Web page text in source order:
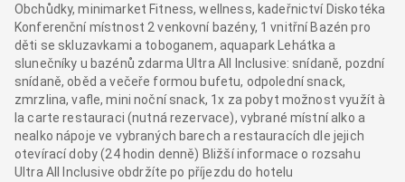
Obchůdky, minimarket Fitness, wellness, kadeřnictví Diskotéka
Konferenční místnost 2 venkovní bazény, 1 vnitřní Bazén pro
děti se skluzavkami a toboganem, aquapark Lehátka a
slunečníky u bazénů zdarma Ultra All Inclusive: snídaně, pozdní
snídaně, oběd a večeře formou bufetu, odpolední snack,
zmrzlina, vaﬂe, mini noční snack, 1x za pobyt možnost využít à
la carte restauraci (nutná rezervace), vybrané místní alko a
nealko nápoje ve vybraných barech a restauracích dle jejich
otevírací doby (24 hodin denně) Bližší informace o rozsahu
Ultra All Inclusive obdržíte po příjezdu do hotelu